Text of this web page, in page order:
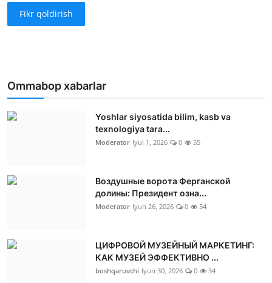
Fikr qoldirish
Ommabop xabarlar
Yoshlar siyosatida bilim, kasb va
texnologiya tara...
Moderator Iyul 1, 2026 0 55
Воздушные ворота Ферганской
долины: Президент озна...
Moderator Iyun 26, 2026 0 34
ЦИФРОВОЙ МУЗЕЙНЫЙ МАРКЕТИНГ:
КАК МУЗЕЙ ЭФФЕКТИВНО ...
boshqaruvchi Iyun 30, 2026 0 34